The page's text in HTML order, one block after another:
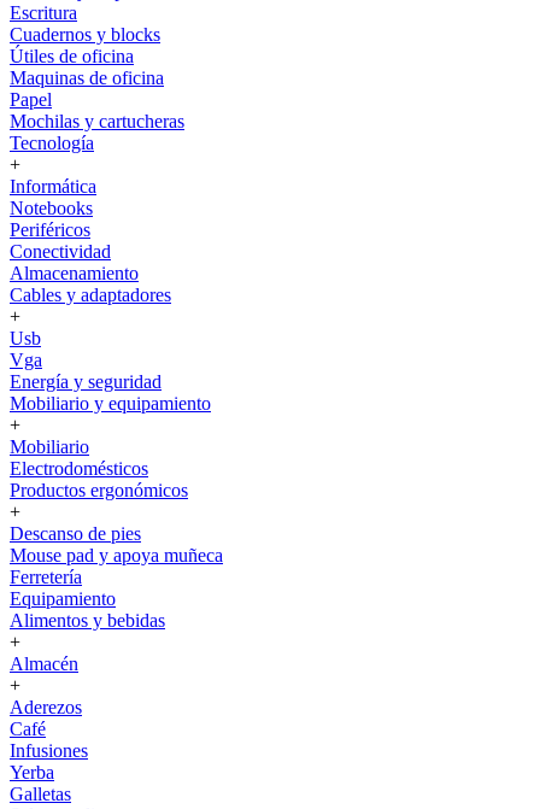
Escritura
Cuadernos y blocks
Útiles de oficina
Maquinas de oficina
Papel
Mochilas y cartucheras
Tecnología
+
Informática
Notebooks
Periféricos
Conectividad
Almacenamiento
Cables y adaptadores
+
Usb
Vga
Energía y seguridad
Mobiliario y equipamiento
+
Mobiliario
Electrodomésticos
Productos ergonómicos
+
Descanso de pies
Mouse pad y apoya muñeca
Ferretería
Equipamiento
Alimentos y bebidas
+
Almacén
+
Aderezos
Café
Infusiones
Yerba
Galletas